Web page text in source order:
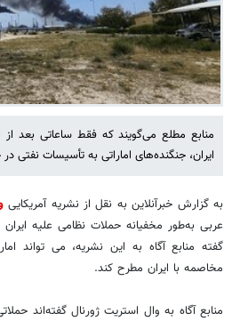
منابع مطلع می‌گویند که فقط ساعاتی بعد
ایران، جنگنده‌های اماراتی به تأسیسات نفتی
به گزارش خبرآنلاین به نقل از نشریه آمریکایی
عربی به‌طور مخفیانه حملات نظامی علیه
گفته منابع آگاه به این نشریه، می تواند
مخاصمه با ایران مطرح کند.
منابع آگاه به وال استریت ژورنال گفته‌اند